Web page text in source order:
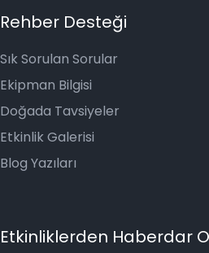
Rehber Desteği
Sık Sorulan Sorular
Ekipman Bilgisi
Doğada Tavsiyeler
Etkinlik Galerisi
Blog Yazıları
Etkinliklerden Haberdar